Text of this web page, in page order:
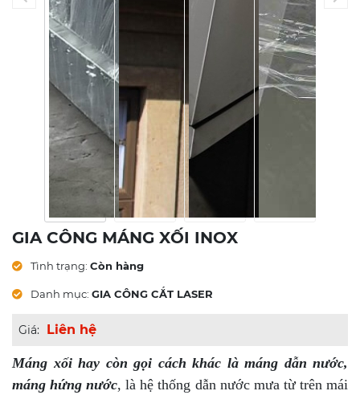
GIA CÔNG MÁNG XỐI INOX
Tình trạng: Còn hàng
Danh mục: GIA CÔNG CẮT LASER
Giá: Liên hệ
Máng xối hay còn gọi cách khác là máng dẫn nước,
máng hứng nước, là hệ thống dẫn nước mưa từ trên mái